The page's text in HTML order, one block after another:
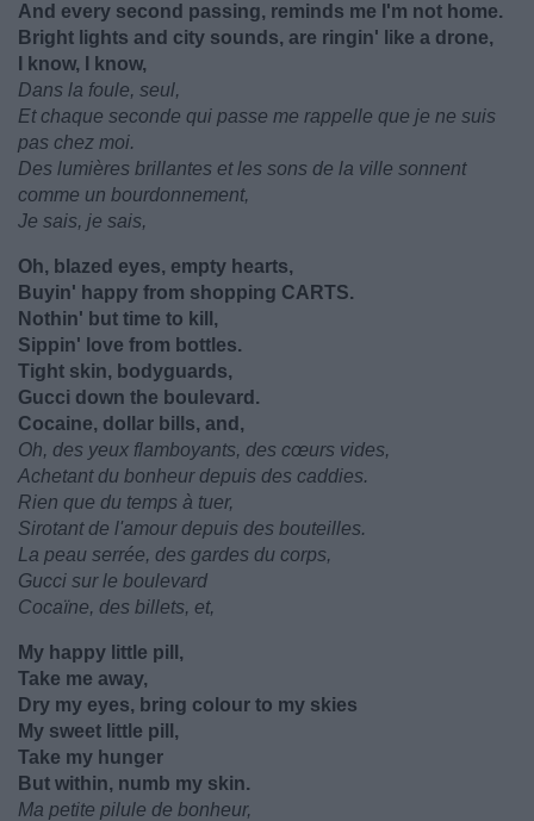
And every second passing, reminds me I'm not home.
Bright lights and city sounds, are ringin' like a drone,
I know, I know,
Dans la foule, seul,
Et chaque seconde qui passe me rappelle que je ne suis
pas chez moi.
Des lumières brillantes et les sons de la ville sonnent
comme un bourdonnement,
Je sais, je sais,
Oh, blazed eyes, empty hearts,
Buyin' happy from shopping CARTS.
Nothin' but time to kill,
Sippin' love from bottles.
Tight skin, bodyguards,
Gucci down the boulevard.
Cocaine, dollar bills, and,
Oh, des yeux flamboyants, des cœurs vides,
Achetant du bonheur depuis des caddies.
Rien que du temps à tuer,
Sirotant de l'amour depuis des bouteilles.
La peau serrée, des gardes du corps,
Gucci sur le boulevard
Cocaïne, des billets, et,
My happy little pill,
Take me away,
Dry my eyes, bring colour to my skies
My sweet little pill,
Take my hunger
But within, numb my skin.
Ma petite pilule de bonheur,